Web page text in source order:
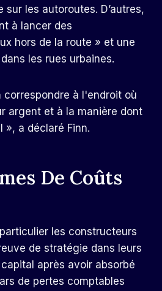
les autoroutes. D’autres,
à lancer des
hors de la route » et une
les rues urbaines.
correspondre à l'endroit où
argent et à la manière dont
», a déclaré Finn.
De Coûts
les constructeurs
de stratégie dans leurs
après avoir absorbé
de pertes comptables